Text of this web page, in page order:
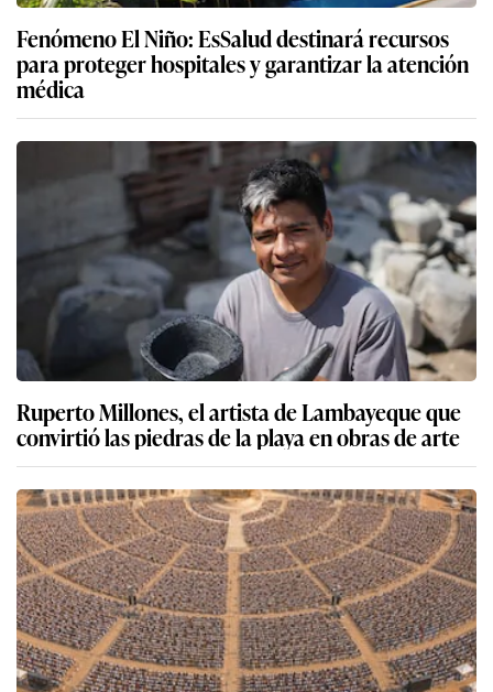
Fenómeno El Niño: EsSalud destinará recursos
para proteger hospitales y garantizar la atención
médica
Ruperto Millones, el artista de Lambayeque que
convirtió las piedras de la playa en obras de arte